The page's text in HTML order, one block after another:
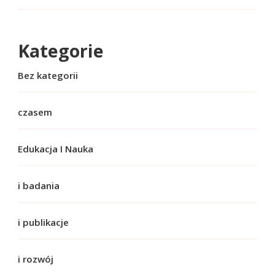
Kategorie
Bez kategorii
czasem
Edukacja I Nauka
i badania
i publikacje
i rozwój